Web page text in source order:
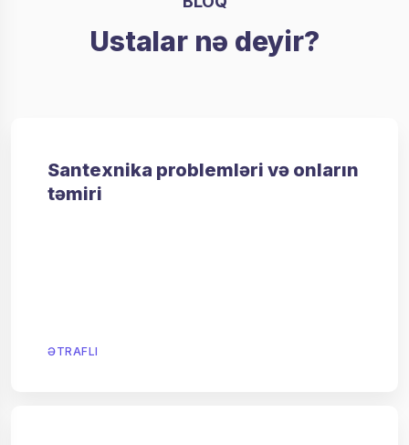
Ustalar nə deyir?
Santexnika problemləri və onların
təmiri
ƏTRAFLI